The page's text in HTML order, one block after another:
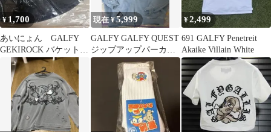
¥ 1,700
あいにょん GALFY
GEKIROCK バケットハ
ット
現在 ¥5,999
GALFY GALFY QUEST
ジップアップパーカー
中型犬(L)
¥2,499
691 GALFY Penetreit
Akaike Villain White